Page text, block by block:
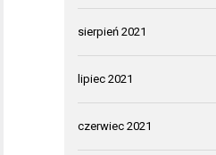
sierpień 2021
lipiec 2021
czerwiec 2021